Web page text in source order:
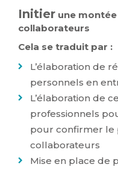
Initier une
collaborateurs
Cela se traduit par :
L’élaboration de
personnels en
L’élaboration de
professionnels
pour confirmer le
collaborateurs
Mise en place de